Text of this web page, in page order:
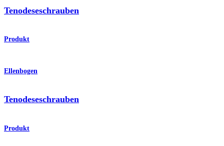
Tenodeseschrauben
Produkt
Ellenbogen
Tenodeseschrauben
Produkt